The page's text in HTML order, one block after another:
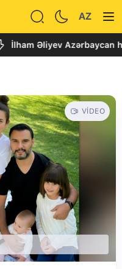
AZ
İlham Əliyev Azərbaycan
VIDEO